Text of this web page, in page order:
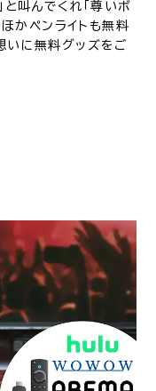
と叫んでくれ「尊いボ
ほかペンライトも無料
いに無料グッズをご